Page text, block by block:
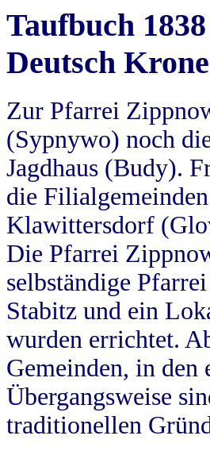
Taufbuch
Deutsch Krone
Zur Pfarrei
(Sypnywo) noch
Jagdhaus (Budy).
die
Klawittersdorf
Die Pfarrei
selbständige
Stabitz und ein
wurden errichtet.
Gemeinden, in den
Übergangsweise
traditionellen